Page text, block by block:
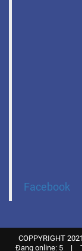
Facebook
COPPYRIGHT 2021
Đang online: 5
|